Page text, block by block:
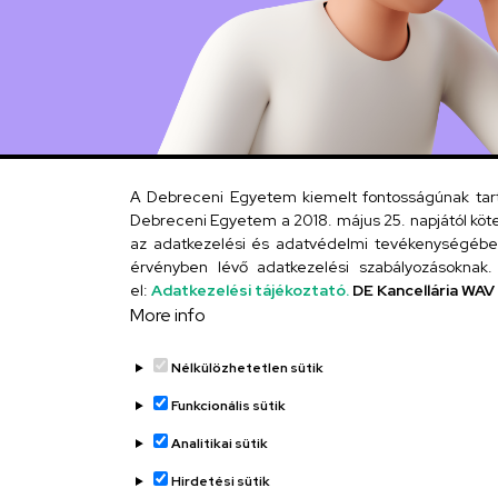
A Debreceni Egyetem kiemelt fontosságúnak
Debreceni Egyetem a 2018. május 25. napjától
az adatkezelési és adatvédelmi
érvényben lévő adatkezelési
el: Adatkezelési tájékoztató. DE Kancellária
More info
Nélkülözhetetlen sütik
Funkcionális sütik
Analitikai sütik
Hirdetési sütik